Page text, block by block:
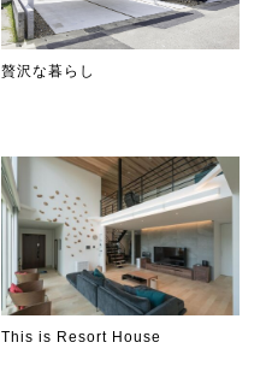
贅沢な暮らし
This is Resort House